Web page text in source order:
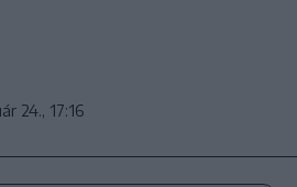
24., 17:16